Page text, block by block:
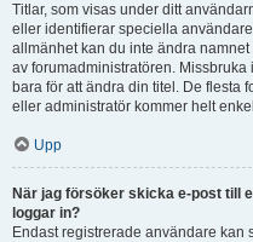
Titlar, som visas under ditt
eller identifierar speciella
allmänhet kan du inte ändra
av forumadministratören.
bara för att ändra din titel. De flesta
eller administratör kommer helt
Upp
När jag försöker skicka e-post till
loggar in?
Endast registrerade användare kan